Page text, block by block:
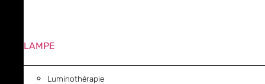
LAMPE
Luminothérapie